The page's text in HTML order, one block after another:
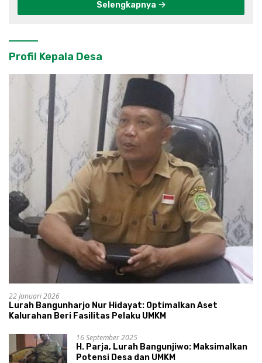
Selengkapnya
Profil Kepala Desa
22 Januari 2026
Lurah Bangunharjo Nur Hidayat: Optimalkan Aset
Kalurahan Beri Fasilitas Pelaku UMKM
16 September 2025
H. Parja, Lurah Bangunjiwo: Maksimalkan
Potensi Desa dan UMKM